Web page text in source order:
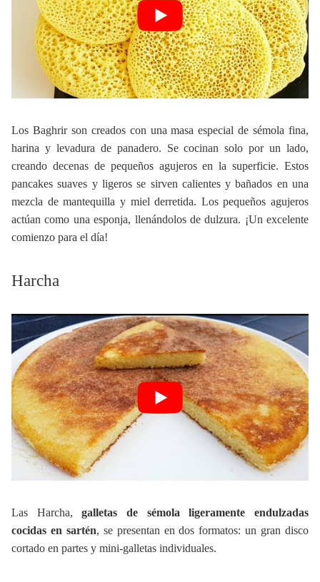
Los Baghrir son creados con una masa especial de sémola fina,
harina y levadura de panadero. Se cocinan solo por un lado,
creando decenas de pequeños agujeros en la superficie. Estos
pancakes suaves y ligeros se sirven calientes y bañados en una
mezcla de mantequilla y miel derretida. Los pequeños agujeros
actúan como una esponja, llenándolos de dulzura. ¡Un excelente
comienzo para el día!
Harcha
Las Harcha,galletas de sémola ligeramente endulzadas
cocidas en sartén, se presentan en dos formatos: un gran disco
cortado en partes y mini-galletas individuales.